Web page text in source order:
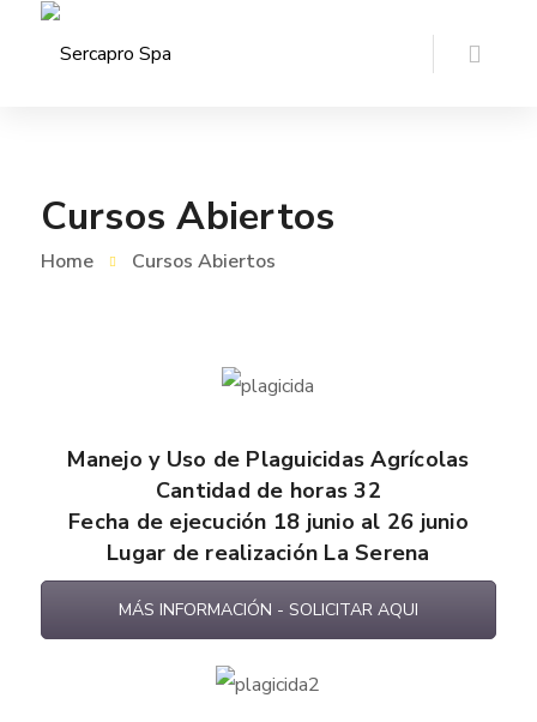
Cursos Abiertos
Home Cursos Abiertos
Manejo y Uso de Plaguicidas Agrícolas
Cantidad de horas 32
Fecha de ejecución 18 junio al 26 junio
Lugar de realización La Serena
MÁS INFORMACIÓN - SOLICITAR AQUI